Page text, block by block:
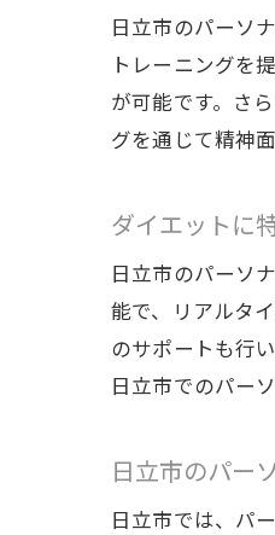
日立市のパーソ
トレーニングを
が可能です。さ
グを通じて精神
ダイエットに
日立市のパーソ
能で、リアルタ
のサポートも行
日立市でのパー
日立市のパー
日立市では、パ